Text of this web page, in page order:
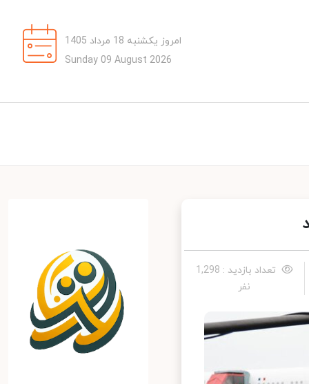
امروز یکشنبه 18 مرداد 1405
Sunday 09 August 2026
تعداد بازدید : 1,298
نفر